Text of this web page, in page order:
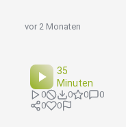
vor 2 Monaten
35
Minuten
0 0 0
0
0
0